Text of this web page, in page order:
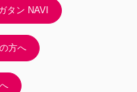
タン NAVI
方へ